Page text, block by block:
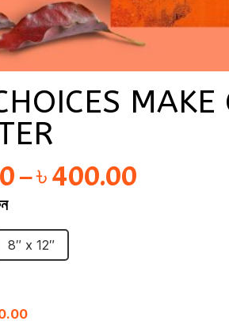
MAKE
–৳400.00
8″ x 12″
Current